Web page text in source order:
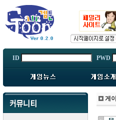
ID PWD
게